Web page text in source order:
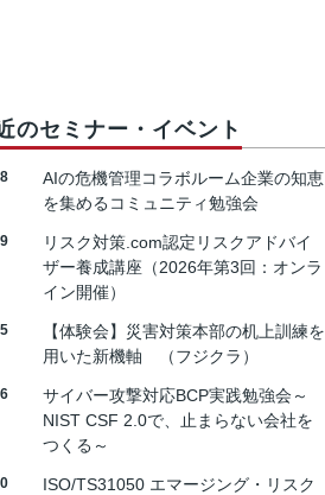
のセミナー・イベント
AIの危機管理コラボルーム企業の知恵
を集めるコミュニティ勉強会
リスク対策.com認定リスクアドバイ
ザー養成講座（2026年第3回：オンラ
イン開催）
【体験会】災害対策本部の机上訓練を
用いた新機軸 （フジクラ）
サイバー攻撃対応BCP実践勉強会～
NIST CSF 2.0で、止まらない会社を
つくる～
ISO/TS31050 エマージング・リスク